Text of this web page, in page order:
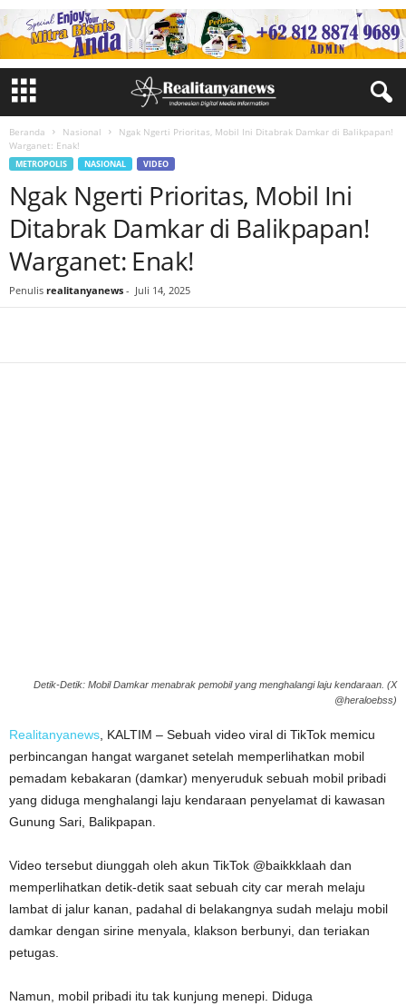
Beranda Nasional
Ngak Ngerti Prioritas, Mobil Ini Ditabrak Damkar di Balikpapan!
Warganet: Enak!
METROPOLIS NASIONAL VIDEO
Ngak Ngerti Prioritas, Mobil Ini
Ditabrak Damkar di Balikpapan!
Warganet: Enak!
Penulis realitanyanews - Juli 14, 2025
Detik-Detik: Mobil Damkar menabrak pemobil yang menghalangi laju kendaraan. (X
@heraloebss)
Realitanyanews , KALTIM – Sebuah video viral di TikTok memicu
perbincangan hangat warganet setelah memperlihatkan mobil
pemadam kebakaran (damkar) menyeruduk sebuah mobil pribadi
yang diduga menghalangi laju kendaraan penyelamat di kawasan
Gunung Sari, Balikpapan.
Video tersebut diunggah oleh akun TikTok @baikkklaah dan
memperlihatkan detik-detik saat sebuah city car merah melaju
lambat di jalur kanan, padahal di belakangnya sudah melaju mobil
damkar dengan sirine menyala, klakson berbunyi, dan teriakan
petugas.
Namun, mobil pribadi itu tak kunjung menepi. Diduga